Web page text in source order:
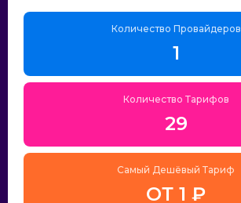
Количество Провайдеров
1
Количество Тарифов
29
Самый Дешёвый Тариф
ОТ 1 ₽